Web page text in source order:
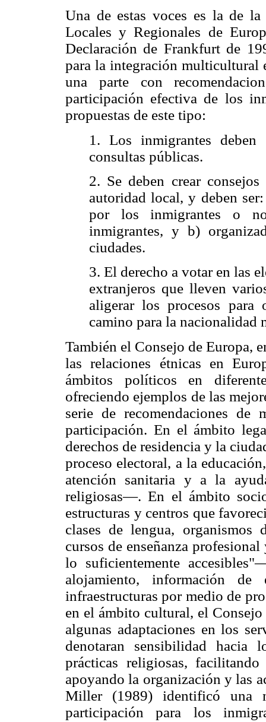
Una de estas voces es la de la
Locales y Regionales de
Declaración de Frankfurt de
para la integración multicultural
una parte con
participación efectiva de los
propuestas de este tipo:
1. Los inmigrantes deben
consultas públicas.
2. Se deben crear
autoridad local, y deben
por los inmigrantes o
inmigrantes, y b)
ciudades.
3. El derecho a votar en las
extranjeros que lleven
aligerar los procesos
camino para la nacionalidad
También el Consejo de Europa,
las relaciones étnicas en
ámbitos políticos en
ofreciendo ejemplos de las
serie de recomendaciones de
participación. En el ámbito
derechos de residencia y la
proceso electoral, a la
atención sanitaria y a la
religiosas—. En el ámbito
estructuras y centros que
clases de lengua, organismos
cursos de enseñanza
lo suficientemente
alojamiento, información
infraestructuras por medio de
en el ámbito cultural, el Consejo
algunas adaptaciones en los
denotaran sensibilidad hacia
prácticas religiosas,
apoyando la organización y las
Miller (1989) identificó una
participación para los